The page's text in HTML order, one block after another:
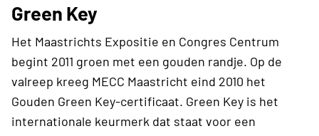
Green Key
Het Maastrichts Expositie en Congres Centrum
begint 2011 groen met een gouden randje. Op de
valreep kreeg MECC Maastricht eind 2010 het
Gouden Green Key-certificaat. Green Key is het
internationale keurmerk dat staat voor een